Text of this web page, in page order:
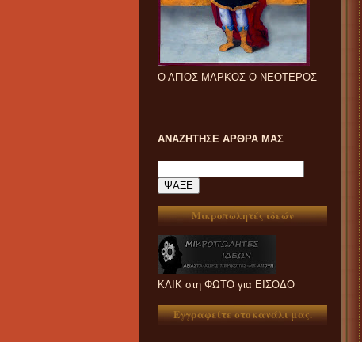
Ο ΑΓΙΟΣ ΜΑΡΚΟΣ Ο ΝΕΟΤΕΡΟΣ
ΑΝΑΖΗΤΗΣΕ ΑΡΘΡΑ ΜΑΣ
Μικροπωλητές ιδεών
ΚΛΙΚ στη ΦΩΤΟ για ΕΙΣΟΔΟ
Εγγραφείτε στο κανάλι μας.